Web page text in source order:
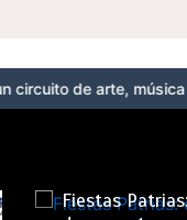
música y cultura
Fiestas